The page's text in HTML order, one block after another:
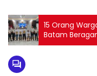
15 Orang
Batam
Terima Remisi